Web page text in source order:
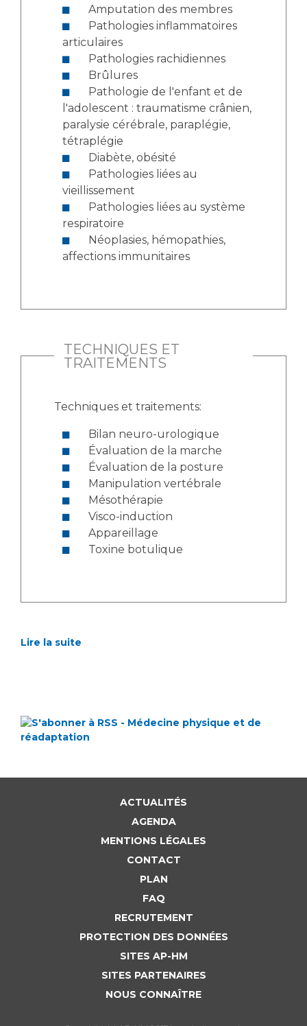
Amputation des membres
articulaires
Pathologies rachidiennes
Brûlures
l'adolescent : traumatisme crânien,
paralysie cérébrale, paraplégie,
tétraplégie
Diabète, obésité
vieillissement
respiratoire
affections immunitaires
TECHNIQUES ET
TRAITEMENTS
Techniques et traitements:
Bilan neuro-urologique
Évaluation de la marche
Évaluation de la posture
Manipulation vertébrale
Mésothérapie
Visco-induction
Appareillage
Toxine botulique
Lire la suite
ACTUALITÉS
AGENDA
MENTIONS LÉGALES
CONTACT
PLAN
FAQ
RECRUTEMENT
PROTECTION DES DONNÉES
SITES AP-HM
SITES PARTENAIRES
NOUS CONNAÎTRE